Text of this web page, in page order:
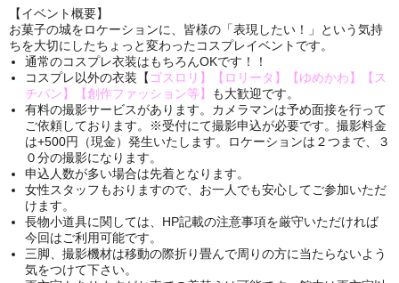
【イベント概要】
お菓子の城をロケーションに、皆様の「表現したい！」という気持
ちを大切にしたちょっと変わったコスプレイベントです。
通常のコスプレ衣装はもちろんOKです！！
コスプレ以外の衣装【 ゴスロリ】【ロリータ】【ゆめかわ】【ス
チパン】【創作ファッション等】
も大歓迎です。
有料の撮影サービスがあります。カメラマンは予め面接を行って
ご依頼しております。※受付にて撮影申込が必要です。撮影料金
は+500円（現金）発生いたします。ロケーションは２つまで、３
０分の撮影になります。
申込人数が多い場合は先着となります。
女性スタッフもおりますので、お一人でも安心してご参加いただ
けます。
長物小道具に関しては、HP記載の注意事項を厳守いただければ
今回はご利用可能です。
三脚、撮影機材は移動の際折り畳んで周りの方に当たらないよう
気をつけて下さい。